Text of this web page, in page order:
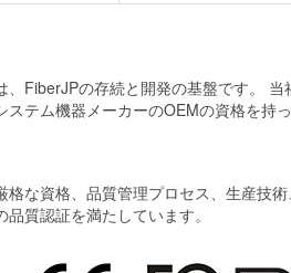
、FiberJPの存続と開発の基盤です。
ステム機器メーカーのOEMの資格を持っ
格な資格、品質管理プロセス、生産技
品質認証を満たしています。